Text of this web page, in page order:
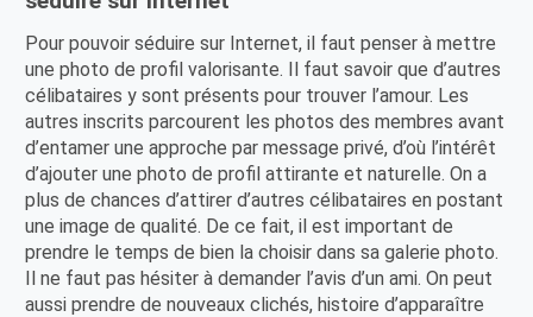
Pour pouvoir séduire sur Internet, il faut penser à mettre
une photo de profil valorisante. Il faut savoir que d’autres
célibataires y sont présents pour trouver l’amour. Les
autres inscrits parcourent les photos des membres avant
d’entamer une approche par message privé, d’où l’intérêt
d’ajouter une photo de profil attirante et naturelle. On a
plus de chances d’attirer d’autres célibataires en postant
une image de qualité. De ce fait, il est important de
prendre le temps de bien la choisir dans sa galerie photo.
Il ne faut pas hésiter à demander l’avis d’un ami. On peut
aussi prendre de nouveaux clichés, histoire d’apparaître